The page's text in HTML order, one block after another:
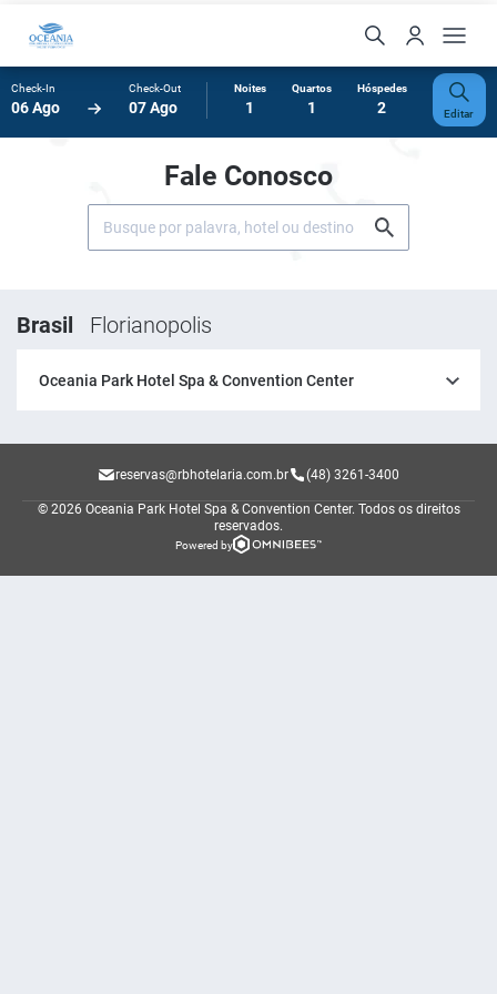
Check-In
06 Ago
Check-Out
07 Ago
Noites
1
Quartos
1
Hóspedes
2 Editar
Fale Conosco
Brasil Florianopolis
Oceania Park Hotel Spa & Convention Center
reservas@rbhotelaria.com.br (48) 3261-3400
© 2026 Oceania Park Hotel Spa & Convention Center. Todos os direitos
reservados.
Powered by